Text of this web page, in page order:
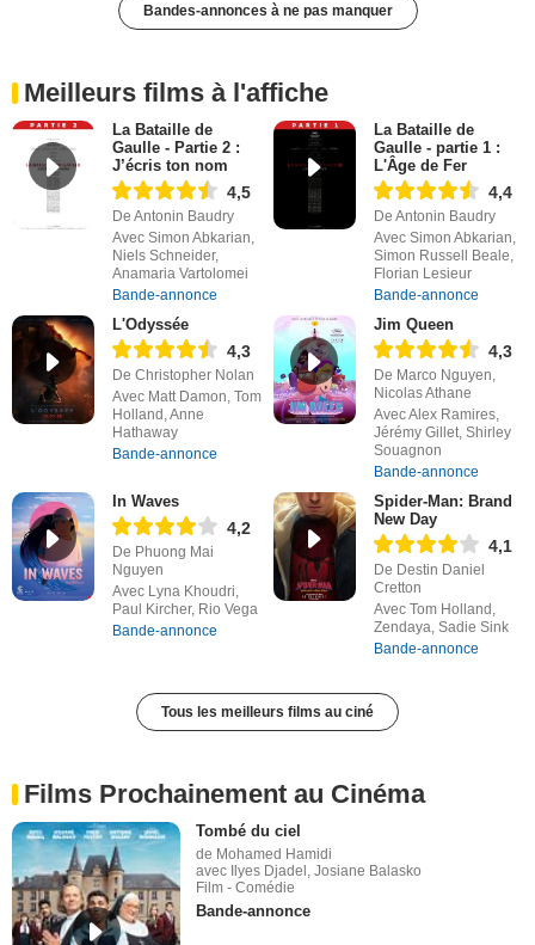
Bandes-annonces à ne pas manquer
Meilleurs films à l'affiche
La Bataille de
Gaulle - Partie 2 :
J’écris ton nom
4,5
De Antonin Baudry
Avec Simon Abkarian,
Niels Schneider,
Anamaria Vartolomei
Bande-annonce
La Bataille de
Gaulle - partie 1 :
L'Âge de Fer
4,4
De Antonin Baudry
Avec Simon Abkarian,
Simon Russell Beale,
Florian Lesieur
Bande-annonce
L'Odyssée
4,3
De Christopher Nolan
Avec Matt Damon, Tom
Holland, Anne
Hathaway
Bande-annonce
Jim Queen
4,3
De Marco Nguyen,
Nicolas Athane
Avec Alex Ramires,
Jérémy Gillet, Shirley
Souagnon
Bande-annonce
In Waves
4,2
De Phuong Mai
Nguyen
Avec Lyna Khoudri,
Paul Kircher, Rio Vega
Bande-annonce
Spider-Man: Brand
New Day
4,1
De Destin Daniel
Cretton
Avec Tom Holland,
Zendaya, Sadie Sink
Bande-annonce
Tous les meilleurs films au ciné
Films Prochainement au Cinéma
Tombé du ciel
de Mohamed Hamidi
avec Ilyes Djadel, Josiane Balasko
Film - Comédie
Bande-annonce